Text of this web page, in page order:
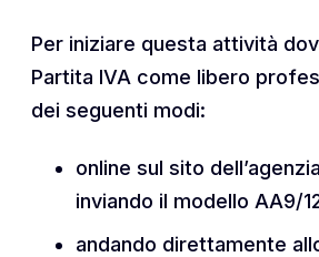
Per iniziare questa attività
Partita IVA come libero
dei seguenti modi:
online sul sito
inviando il modello AA9/
andando direttamente